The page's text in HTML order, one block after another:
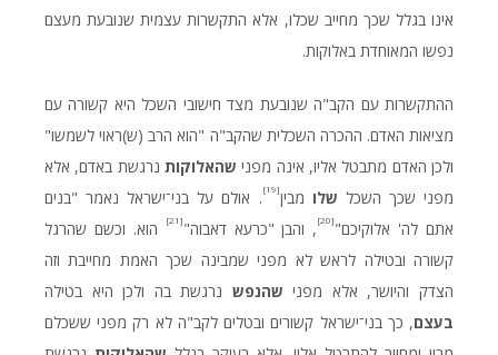
אינו בגלל שכך מחייב שכלו, אלא התקשרות עצמית שנובעת מעצם
נפשו המאוחדת באלוקות.
ההתקשרות עם הקב"ה שנובעת מצד חישובי השכל היא קשורה עם
מציאות האדם. ההכרה השכלית שהקב"ה "הוא הרב (ש)ראוי לשמשו"
ולכן האדם מתבטל אליו, אינה מפני שהאלוקות נרגשת באדם, אלא
מפני שכך השכל שלו מבין[19]
. אולם על בני־ישראל נאמר "בנים
אתם לה' אלוקיכם" [20] , והבן "כרעא דאבוה" [21]
הוא. וכשם שהרגל
קשורה ובטילה לראש לא מפני שמבינה שכך האמת מחייבת וזה
הצדק והיושר, אלא מפני שהנפש נרגשת בה ולכן היא בטילה
בעצם, כך בני־ישראל קשורים ובטלים לקב"ה לא רק מפני ששכלם